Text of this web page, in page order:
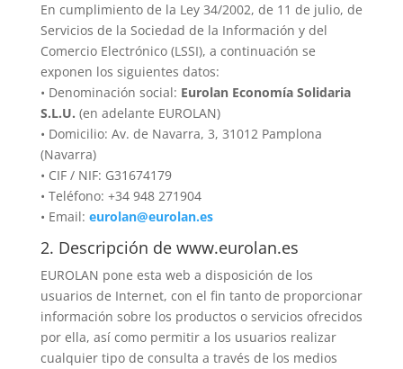
En cumplimiento de la Ley 34/2002, de 11 de julio, de
Servicios de la Sociedad de la Información y del
Comercio Electrónico (LSSI), a continuación se
exponen los siguientes datos:
• Denominación social: Eurolan Economía Solidaria
S.L.U. (en adelante EUROLAN)
• Domicilio: Av. de Navarra, 3, 31012 Pamplona
(Navarra)
• CIF / NIF: G31674179
• Teléfono: +34 948 271904
• Email: eurolan@eurolan.es
2. Descripción de www.eurolan.es
EUROLAN pone esta web a disposición de los
usuarios de Internet, con el fin tanto de proporcionar
información sobre los productos o servicios ofrecidos
por ella, así como permitir a los usuarios realizar
cualquier tipo de consulta a través de los medios